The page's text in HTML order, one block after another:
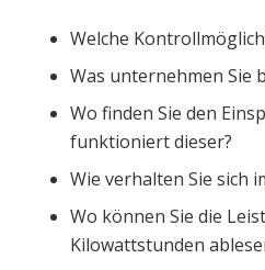
Welche
Was unternehmen Sie
Wo finden Sie den
funktioniert dieser?
Wie verhalten Sie sich
Wo können Sie die
Kilowattstunden